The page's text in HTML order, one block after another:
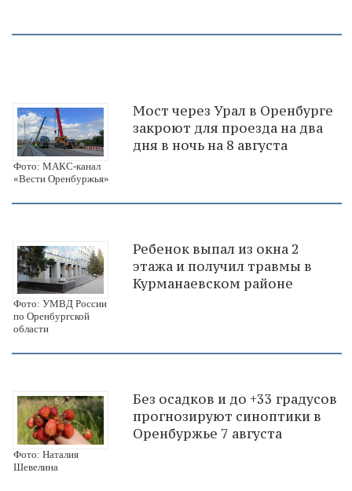
Фото: МАКС-канал
«Вести Оренбуржья»
Мост через Урал в Оренбурге
закроют для проезда на два
дня в ночь на 8 августа
Фото: УМВД России
по Оренбургской
области
Ребенок выпал из окна 2
этажа и получил травмы в
Курманаевском районе
Фото: Наталия
Шевелина
Без осадков и до +33 градусов
прогнозируют синоптики в
Оренбуржье 7 августа